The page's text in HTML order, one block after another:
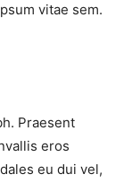
vitae sem.
Praesent
eros
eu dui vel,